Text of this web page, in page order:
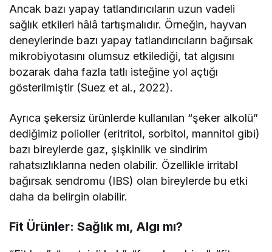
Ancak bazı yapay tatlandırıcıların uzun vadeli
sağlık etkileri hâlâ tartışmalıdır. Örneğin, hayvan
deneylerinde bazı yapay tatlandırıcıların bağırsak
mikrobiyotasını olumsuz etkilediği, tat algısını
bozarak daha fazla tatlı isteğine yol açtığı
gösterilmiştir (Suez et al., 2022).
Ayrıca şekersiz ürünlerde kullanılan “şeker alkolü”
dediğimiz polioller (eritritol, sorbitol, mannitol gibi)
bazı bireylerde gaz, şişkinlik ve sindirim
rahatsızlıklarına neden olabilir. Özellikle irritabl
bağırsak sendromu (IBS) olan bireylerde bu etki
daha da belirgin olabilir.
Fit Ürünler: Sağlık mı, Algı mı?